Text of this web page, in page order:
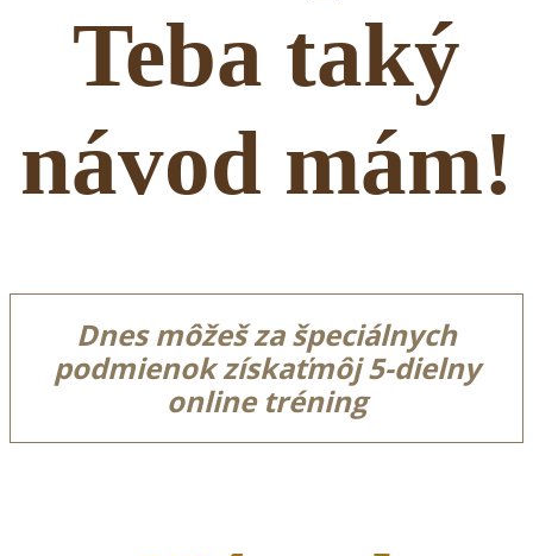
Teba taký
návod mám!
Dnes môžešza špeciálnych
podmienok získaťmôj5-dielny
online tréning